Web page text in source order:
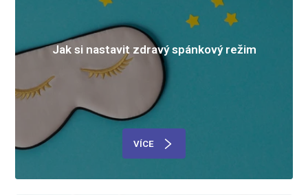
Jak si nastavit zdravý spánkový režim
VÍCE